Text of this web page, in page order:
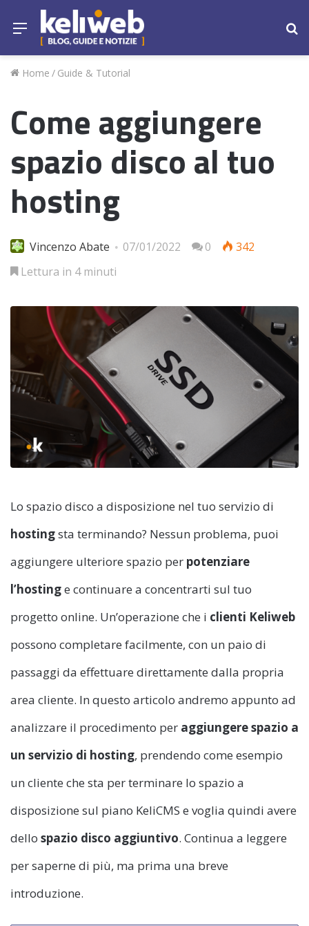
Menu
Home / Guide & Tutorial
Come aggiungere
spazio disco al tuo
hosting
Vincenzo Abate 07/01/2022 0
342
Lettura in 4 minuti
Lo spazio disco a disposizione nel tuo servizio di
hostingsta terminando? Nessun problema, puoi
aggiungere ulteriore spazio per potenziare
l’hostinge continuare a concentrarti sul tuo
progetto online. Un’operazione che i clienti Keliweb
possono completare facilmente, con un paio di
passaggi da effettuare direttamente dalla propria
area cliente. In questo articolo andremo appunto ad
analizzare il procedimento per aggiungere spazio a
un servizio di hosting, prendendo come esempio
un cliente che sta per terminare lo spazio a
disposizione sul piano KeliCMS e voglia quindi avere
dello spazio disco aggiuntivo. Continua a leggere
per saperne di più, ma prima una breve
introduzione.